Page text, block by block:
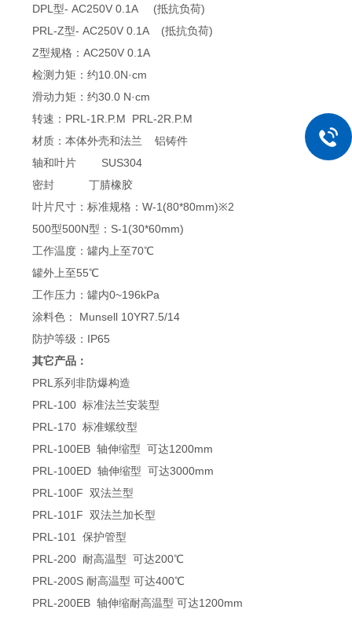
DPL型- AC250V 0.1A (抵抗负荷)
PRL-Z型- AC250V 0.1A (抵抗负荷)
Z型规格：AC250V 0.1A
检测力矩：约10.0N·cm
滑动力矩：约30.0 N·cm
转速：PRL-1R.P.M PRL-2R.P.M
材质：本体外壳和法兰 铝铸件
轴和叶片 SUS304
密封 丁腈橡胶
叶片尺寸：标准规格：W-1(80*80mm)※2
500型500N型：S-1(30*60mm)
工作温度：罐内上至70℃
罐外上至55℃
工作压力：罐内0~196kPa
涂料色： Munsell 10YR7.5/14
防护等级：IP65
其它产品：
PRL系列非防爆构造
PRL-100 标准法兰安装型
PRL-170 标准螺纹型
PRL-100EB 轴伸缩型 可达1200mm
PRL-100ED 轴伸缩型 可达3000mm
PRL-100F 双法兰型
PRL-101F 双法兰加长型
PRL-101 保护管型
PRL-200 耐高温型 可达200℃
PRL-200S 耐高温型 可达400℃
PRL-200EB 轴伸缩耐高温型 可达1200mm